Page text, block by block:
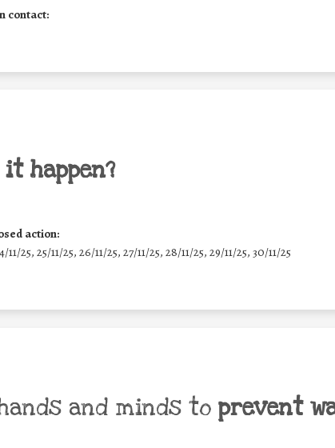
contact:
happen?
action:
11/25, 25/11/25, 26/11/25, 27/11/25, 28/11/25, 29/11/25, 30/11/25
and minds to prevent